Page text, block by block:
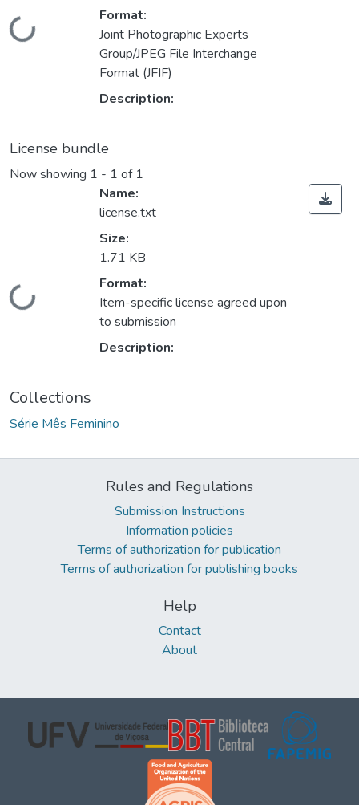
Loading...
Format:
Joint Photographic Experts
Group/JPEG File Interchange
Format (JFIF)
Description:
License bundle
Now showing 1 - 1 of 1
Loading...
Name:
license.txt
Size:
1.71 KB
Format:
Item-specific license agreed upon
to submission
Description:
Collections
Série Mês Feminino
Rules and Regulations
Submission Instructions
Information policies
Terms of authorization for publication
Terms of authorization for publishing books
Help
Contact
About